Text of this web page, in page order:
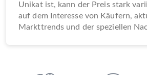
Unikat ist, kann der Preis stark
auf dem Interesse von Käufern,
Markttrends und der speziellen